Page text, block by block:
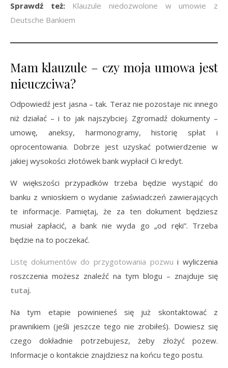
Sprawdź też:
Klauzule niedozwolone w umowie z
Deutsche Bankiem
Mam klauzule – czy moja umowa jest
nieuczciwa?
Odpowiedź jest jasna – tak. Teraz nie pozostaje nic innego
niż działać – i to jak najszybciej. Zgromadź dokumenty –
umowę, aneksy, harmonogramy, historię spłat i
oprocentowania. Dobrze jest uzyskać potwierdzenie w
jakiej wysokości złotówek bank wypłacił Ci kredyt.
W większości przypadków trzeba będzie wystąpić do
banku z wnioskiem o wydanie zaświadczeń zawierających
te informacje. Pamiętaj, że za ten dokument będziesz
musiał zapłacić, a bank nie wyda go „od ręki”. Trzeba
będzie na to poczekać.
Listę dokumentów do przygotowania pozwu i wyliczenia
roszczenia możesz znaleźć na tym blogu – znajduje się
tutaj.
Na tym etapie powinieneś się już skontaktować z
prawnikiem (jeśli jeszcze tego nie zrobiłeś). Dowiesz się
czego dokładnie potrzebujesz, żeby złożyć pozew.
Informacje o kontakcie znajdziesz na końcu tego postu.